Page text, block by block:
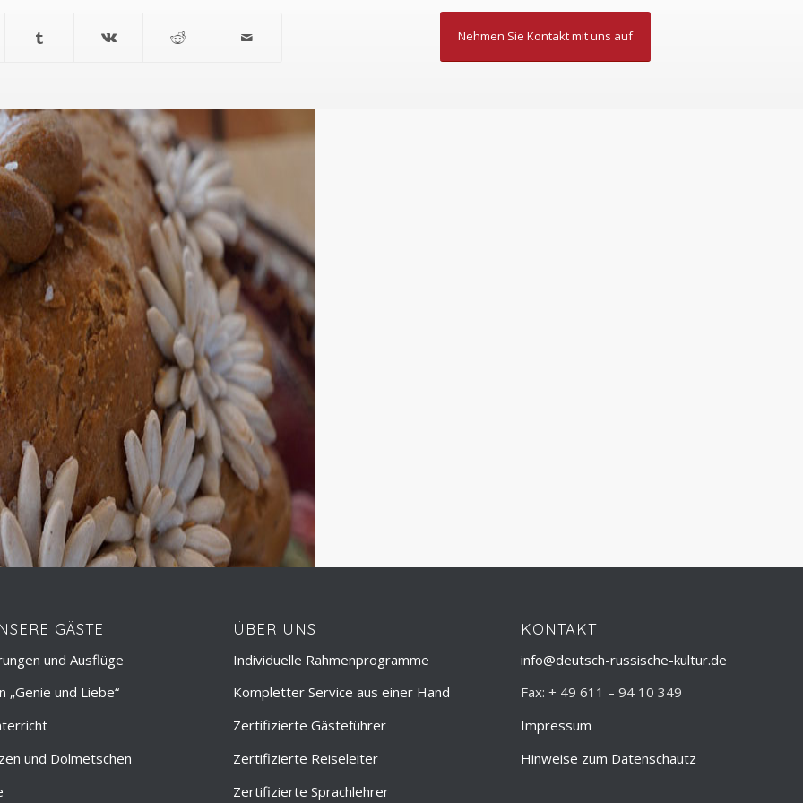
Nehmen Sie Kontakt mit uns auf
GÄSTE
und Ausflüge
„Genie und Liebe“
und Dolmetschen
ÜBER UNS
Individuelle Rahmenprogramme
Kompletter Service aus einer Hand
Zertifizierte Gästeführer
Zertifizierte Reiseleiter
Zertifizierte Sprachlehrer
KONTAKT
info@deutsch-russische-kultur.de
Fax: + 49 611 – 94 10 349
Impressum
Hinweise zum Datenschautz